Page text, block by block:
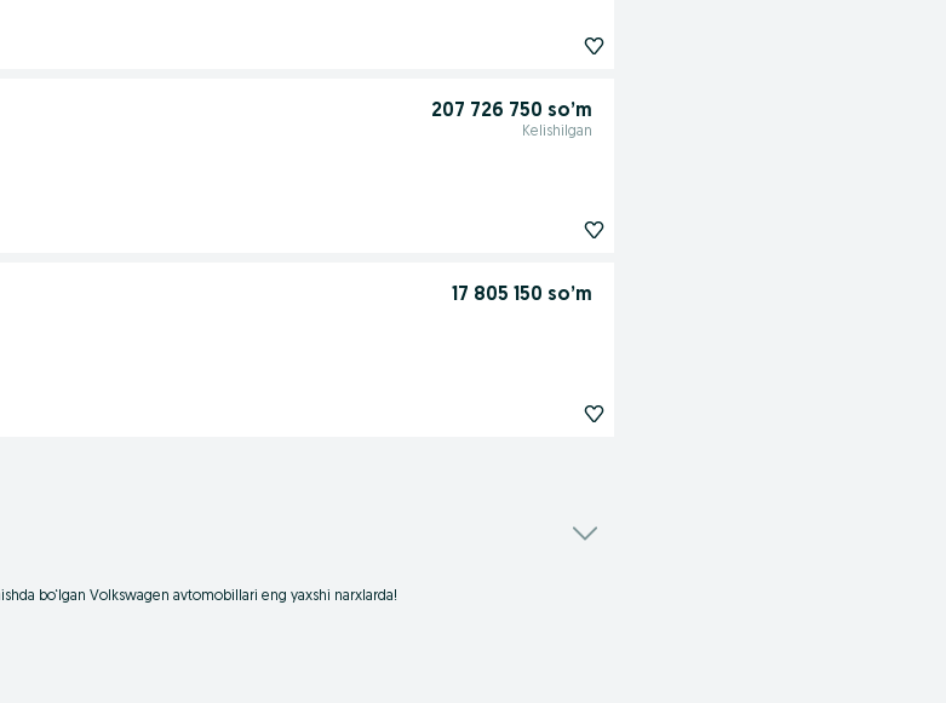
207 726 750 so’m
Kelishilgan
17 805 150 so’m
bo‘lgan Volkswagen avtomobillari eng yaxshi narxlarda!